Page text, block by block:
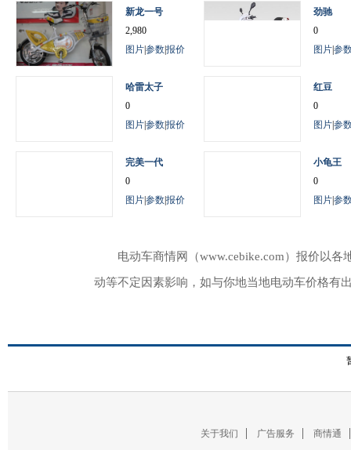
新龙一号
2,980
图片参数报价
劲驰
0
图片参
哈雷太子
0
图片参数报价
红豆
0
图片参
完美一代
0
图片参数报价
小龟王
0
图片参
电动车商情网（www.cebike.com）报价以
动等不定因素影响，如与你地当地电动车价格有
关于我们 广告服务 商情通